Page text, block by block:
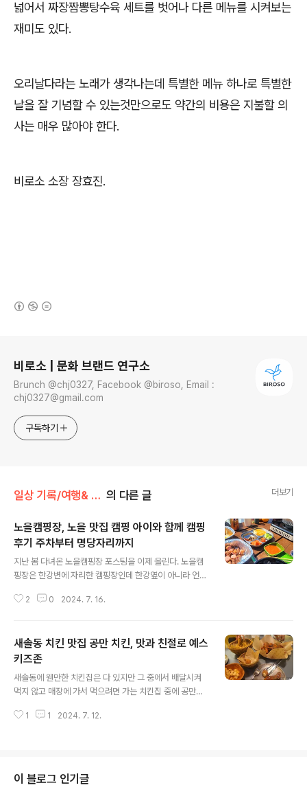
넓어서 짜장짬뽕탕수육 세트를 벗어나 다른 메뉴를 시켜보는
재미도 있다.
오리날다라는 노래가 생각나는데 특별한 메뉴 하나로 특별한
날을 잘 기념할 수 있는것만으로도 약간의 비용은 지불할 의
사는 매우 많아야 한다.
비로소 소장 장효진.
비로소 | 문화 브랜드 연구소
Brunch @chj0327, Facebook @biroso, Email :
chj0327@gmail.com
구독하기
일상 기록/여행& 맛집 의 다른 글 더보기
노을캠핑장, 노을 맛집 캠핑 아이와 함께 캠핑
후기 주차부터 명당자리까지
지난 봄 다녀온 노을캠핑장 포스팅을 이제 올린다. 노을캠
핑장은 한강변에 자리한 캠핑장인데 한강옆이 아니라 언덕
데 오히려 그것이 매력 요소로 작용한다. 이름에 걸맞게 캠
하고 예약일 오후 2시부터 다음날 12시까지 이용할 수 있
다. 이용 요금은 전기사이트는 13000원이고 일반사이트
는 10000원이다. 노을캠핑장은 전체 ABCD구역으로 나
뉘는데 전기배선이 없는 일반사이트는 C구역이다. 한바퀴
다른 사이트로도 가보고 싶다는 생각이 들었다. 노을캠핑
2 0 2024. 7. 16.
새솔동 치킨 맛집 공만 치킨, 맛과 친절로 예스
키즈존
새솔동에 웬만한 치킨집은 다 있지만 그 중에서 배달시켜
먹지 않고 매장에 가서 먹으려면 가는 치킨집 중에 공만치
산책을 했다가 들르기 좋다. 차로변에 있지 않아서 날이 좋
맨발 벗고 소파처럼 벽에 붙박이된 의자에 앉아서 자기가
좋아하는 치킨을 먹고 남편과 나도 적당히 매콤한 맛과 달
1 1 2024. 7. 12.
이 블로그 인기글